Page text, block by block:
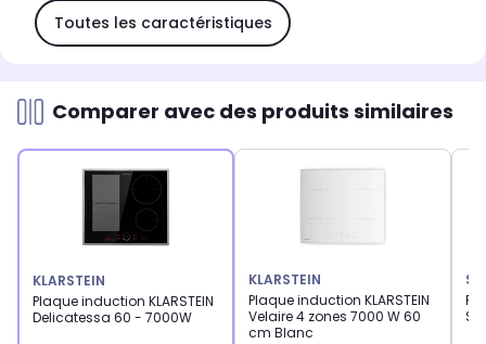
Toutes les caractéristiques
Comparer avec des produits similaires
KLARSTEIN
Plaque induction KLARSTEIN
Delicatessa 60 - 7000W
KLARSTEIN
Plaque induction KLARSTEIN
Velaire 4 zones 7000 W 60
cm Blanc